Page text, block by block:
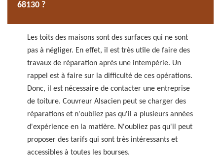
68130 ?
Les toits des maisons sont des surfaces qui ne sont
pas à négliger. En effet, il est très utile de faire des
travaux de réparation après une intempérie. Un
rappel est à faire sur la difficulté de ces opérations.
Donc, il est nécessaire de contacter une entreprise
de toiture. Couvreur Alsacien peut se charger des
réparations et n'oubliez pas qu'il a plusieurs années
d'expérience en la matière. N'oubliez pas qu'il peut
proposer des tarifs qui sont très intéressants et
accessibles à toutes les bourses.